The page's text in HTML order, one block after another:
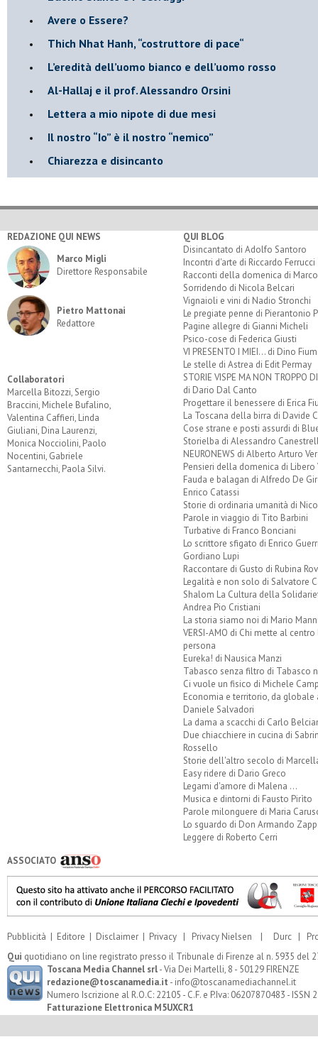
​Avere o Essere?
​Thich Nhat Hanh, “costruttore di pace“
​L’eredità dell’uomo bianco e dell’uomo rosso
Al-Hallaj e il prof. Alessandro Orsini
​Lettera a mio nipote di due mesi
​Il nostro “Io” è il nostro “nemico”
​Chiarezza e disincanto
REDAZIONE QUI NEWS
Marco Migli
Direttore Responsabile
Pietro Mattonai
Redattore
Collaboratori
Marcella Bitozzi, Sergio
Braccini, Michele Bufalino,
Valentina Caffieri, Linda
Giuliani, Dina Laurenzi,
Monica Nocciolini, Paolo
Nocentini, Gabriele
Santarnecchi, Paola Silvi.
QUI BLOG
Disincantato di Adolfo Santoro
Incontri d'arte di Riccardo Ferrucci
Racconti della domenica di
Sorridendo di Nicola Belcari
Vignaioli e vini di Nadio Stronchi
Le pregiate penne di Pierantonio
Pagine allegre di Gianni Micheli
Psico-cose di Federica Giusti
VI PRESENTO I MIEI... di Dino
Le stelle di Astrea di Edit Permay
STORIE VISPE MA NON TROPPO
di Dario Dal Canto
Progettare il benessere di Erica
La Toscana della birra di Davide
Cose strane e posti assurdi di
Storielba di Alessandro
NEURONEWS di Alberto Arturo
Pensieri della domenica di Libero
Fauda e balagan di Alfredo De
Enrico Catassi
Storie di ordinaria umanità di
Parole in viaggio di Tito Barbini
Turbative di Franco Bonciani
Lo scrittore sfigato di Enrico
Gordiano Lupi
Raccontare di Gusto di Rubina
Legalità e non solo di Salvatore
Shalom La Cultura della
Andrea Pio Cristiani
La storia siamo noi di Mario
VERSI-AMO di Chi mette al centro
persona
Eureka! di Nausica Manzi
Tabasco senza filtro di Tabasco
Ci vuole un fisico di Michele
Economia e territorio, da globale
Daniele Salvadori
La dama a scacchi di Carlo
Due chiacchiere in cucina di
Rossello
Storie dell'altro secolo di
Easy ridere di Dario Greco
Legami d'amore di Malena ...
Musica e dintorni di Fausto Pirìto
Parole milonguere di Maria
Lo sguardo di Don Armando
Leggere di Roberto Cerri
ASSOCIATO
Pubblicità | Editore | Disclaimer | Privacy | Privacy Nielsen | Durc |
Qui quotidiano on line registrato presso il Tribunale di Firenze al n. 5935 del
Toscana Media Channel srl- Via Dei Martelli, 8 - 50129 FIRENZE
redazione@toscanamedia.it - info@toscanamediachannel.it
Numero Iscrizione al R.O.C: 22105 - C.F. e P.Iva: 06207870483 - ISSN
Fatturazione Elettronica M5UXCR1